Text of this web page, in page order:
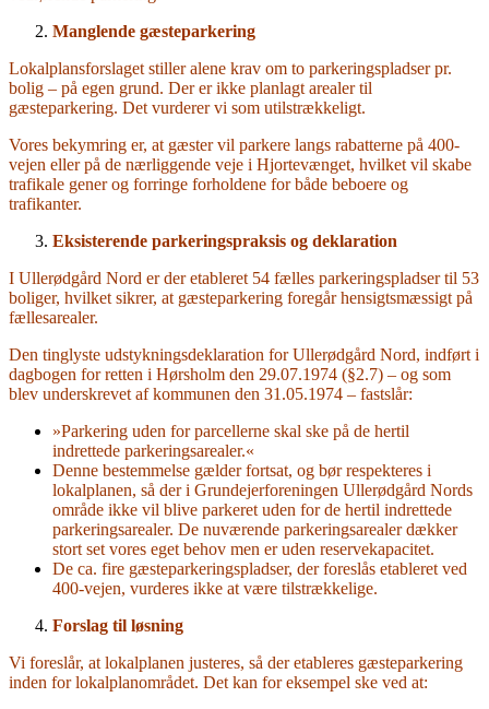
Manglende gæsteparkering
Lokalplansforslaget stiller alene krav om to parkeringspladser pr.
bolig – på egen grund. Der er ikke planlagt arealer til
gæsteparkering. Det vurderer vi som utilstrækkeligt.
Vores bekymring er, at gæster vil parkere langs rabatterne på 400-
vejen eller på de nærliggende veje i Hjortevænget, hvilket vil skabe
trafikale gener og forringe forholdene for både beboere og
trafikanter.
Eksisterende parkeringspraksis og deklaration
I Ullerødgård Nord er der etableret 54 fælles parkeringspladser til 53
boliger, hvilket sikrer, at gæsteparkering foregår hensigtsmæssigt på
fællesarealer.
Den tinglyste udstykningsdeklaration for Ullerødgård Nord, indført i
dagbogen for retten i Hørsholm den 29.07.1974 (§2.7) – og som
blev underskrevet af kommunen den 31.05.1974 – fastslår:
»Parkering uden for parcellerne skal ske på de hertil
indrettede parkeringsarealer.«
Denne bestemmelse gælder fortsat, og bør respekteres i
lokalplanen, så der i Grundejerforeningen Ullerødgård Nords
område ikke vil blive parkeret uden for de hertil indrettede
parkeringsarealer. De nuværende parkeringsarealer dækker
stort set vores eget behov men er uden reservekapacitet.
De ca. fire gæsteparkeringspladser, der foreslås etableret ved
400-vejen, vurderes ikke at være tilstrækkelige.
Forslag til løsning
Vi foreslår, at lokalplanen justeres, så der etableres gæsteparkering
inden for lokalplanområdet. Det kan for eksempel ske ved at: